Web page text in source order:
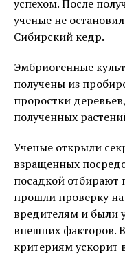
успехом. После
ученые не
Сибирский кедр.
Эмбриогенные
получены из
проростки
полученных
Ученые открыли
взращенных
посадкой отбирают
прошли проверку
вредителям и были
внешних факторов.
критериям ускорит